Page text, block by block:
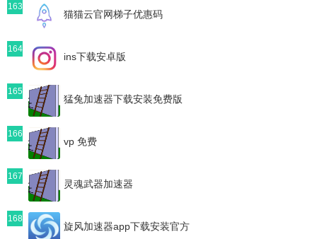
163
猫猫云官网梯子优惠码
164
ins下载安卓版
165
猛兔加速器下载安装免费版
166
vp 免费
167
灵魂武器加速器
168
旋风加速器app下载安装官方